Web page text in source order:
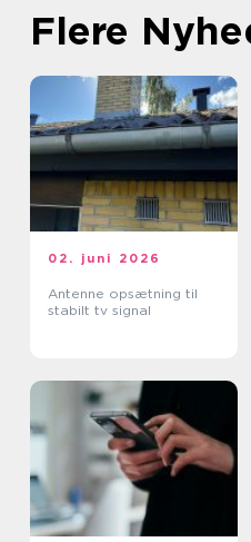
Flere
02. juni 2026
Antenne opsætning til
stabilt tv signal